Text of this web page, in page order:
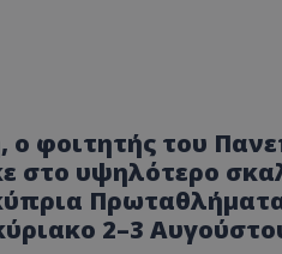
φοιτητής του
στο υψηλότερο
2–3